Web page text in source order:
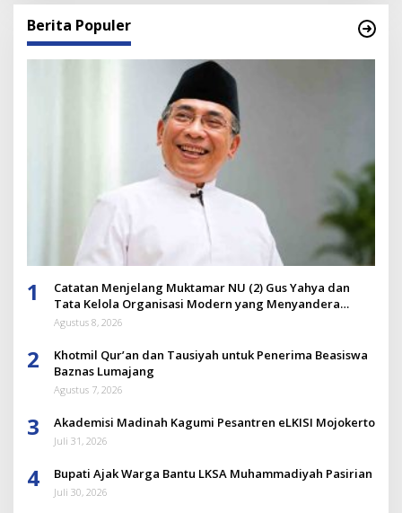
Berita Populer
1
Catatan Menjelang Muktamar NU (2) Gus Yahya dan
Tata Kelola Organisasi Modern yang Menyandera
Dirinya
Agustus 8, 2026
2
Khotmil Qur’an dan Tausiyah untuk Penerima Beasiswa
Baznas Lumajang
Agustus 7, 2026
3 Akademisi Madinah Kagumi Pesantren eLKISI Mojokerto
Juli 31, 2026
4 Bupati Ajak Warga Bantu LKSA Muhammadiyah Pasirian
Juli 30, 2026